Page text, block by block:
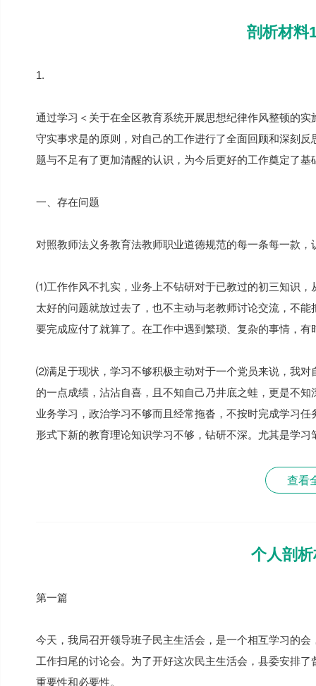
剖析材料
1.
通过学习＜关于在全区教育系统开展思想纪律作风整顿的
守实事求是的原则，对自己的工作进行了全面回顾和深刻
题与不足有了更加清醒的认识，为今后更好的工作奠定了基
一、存在问题
对照教师法义务教育法教师职业道德规范的每一条每一款
⑴工作作风不扎实，业务上不钻研对于已教过的初三知识
太好的问题就放过去了，也不主动与老教师讨论交流，不
要完成应付了就算了。在工作中遇到繁琐、复杂的事情，
⑵满足于现状，学习不够积极主动对于一个党员来说，我
的一点成绩，沾沾自喜，且不知自己乃井底之蛙，更是不
业务学习，政治学习不够而且经常拖沓，不按时完成学习
形式下新的教育理论知识学习不够，钻研不深。尤其是学
查看
个人剖
第一篇
今天，我局召开领导班子民主生活会，是一个相互学习的
工作扫尾的讨论会。为了开好这次民主生活会，县委安排
重要性和必要性。